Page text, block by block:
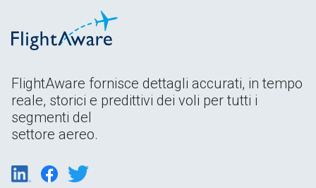
FlightAware fornisce dettagli accurati, in tempo
reale, storici e predittivi dei voli per tutti i
segmenti del
settore aereo.